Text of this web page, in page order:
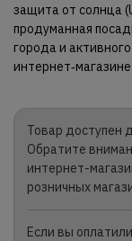
защита от солнца
продуманная
города и
Товар доступен
Обратите
интернет-
розничных
Если вы